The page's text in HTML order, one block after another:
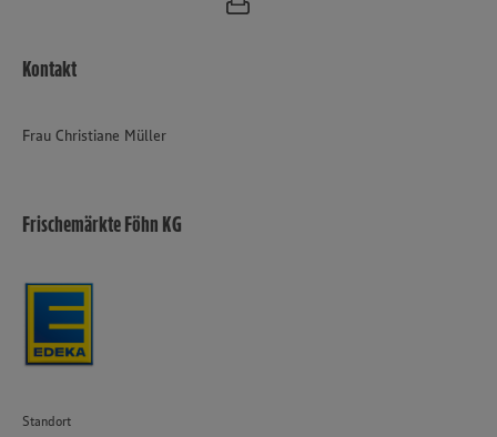
Kontakt
Frau Christiane Müller
Frischemärkte Föhn KG
Standort